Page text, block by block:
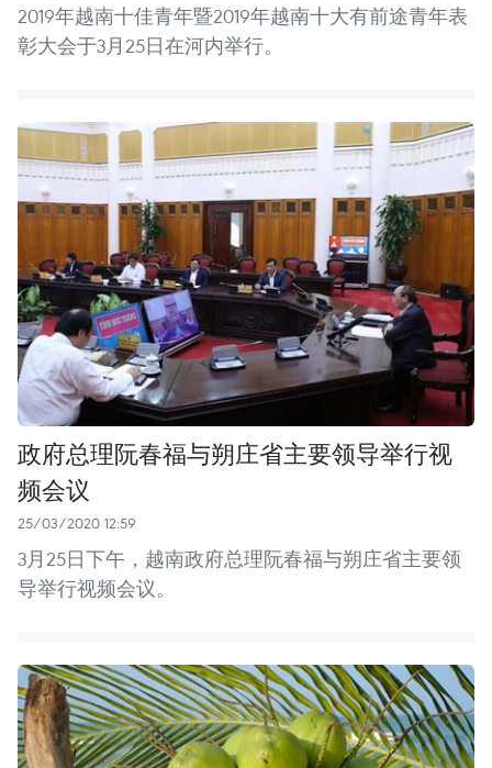
2019年越南十佳青年暨2019年越南十大有前途青年表
彰大会于3月25日在河内举行。
政府总理阮春福与朔庄省主要领导举行视
频会议
25/03/2020 12:59
3月25日下午，越南政府总理阮春福与朔庄省主要领
导举行视频会议。